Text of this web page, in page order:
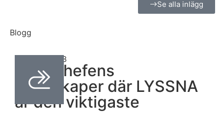
Se alla inlägg
Blogg
april 24, 2023
Drömchefens
egenskaper där LYSSNA
är den viktigaste